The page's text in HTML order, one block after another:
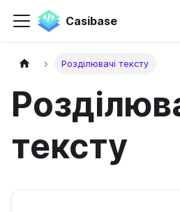
Casibase
Розділювачі тексту
тексту